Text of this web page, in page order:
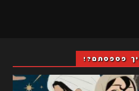
פספסתם?!